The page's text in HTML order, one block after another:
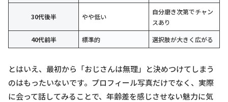
30代後半 やや低い
自分磨き次第でチャン
スあり
40代前半
標準的 選択肢が大きく広がる
とはいえ、最初から「おじさんは無理」と決めつけてしまう
のはもったいないです。プロフィール写真だけでなく、実際
に会って話してみることで、年齢差を感じさせない魅力に気